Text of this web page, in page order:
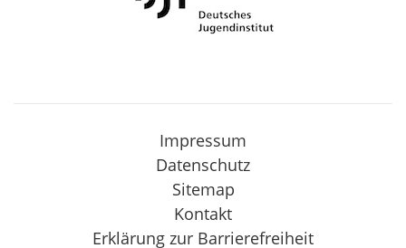
Impressum
Datenschutz
Sitemap
Kontakt
Erklärung zur Barrierefreiheit